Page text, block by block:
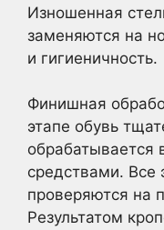
Изношенная
заменяются на
и гигиеничность.
Финишная
этапе обувь
средствами. Все
проверяются на
Результатом